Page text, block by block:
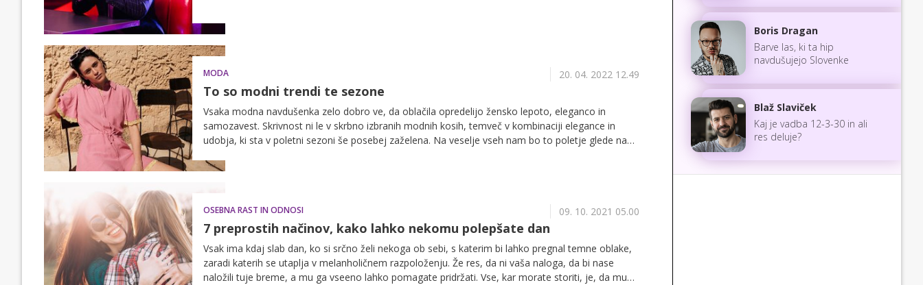
MODA 20. 04. 2022 12.49
To so modni trendi te sezone
Vsaka modna navdušenka zelo dobro ve, da oblačila opredelijo žensko lepoto, eleganco in
samozavest. Skrivnost ni le v skrbno izbranih modnih kosih, temveč v kombinaciji elegance in
udobja, ki sta v poletni sezoni še posebej zaželena. Na veselje vseh nam bo to poletje glede na
katerih bomo na vsakem koraku videti šik in trendovsko – ob tem pa nas nikjer ne bo zategovalo.
OSEBNA RAST IN ODNOSI 09. 10. 2021 05.00
7 preprostih načinov, kako lahko nekomu polepšate dan
Vsak ima kdaj slab dan, ko si srčno želi nekoga ob sebi, s katerim bi lahko pregnal temne oblake,
zaradi katerih se utaplja v melanholičnem razpoloženju. Že res, da ni vaša naloga, da bi nase
naložili tuje breme, a mu ga vseeno lahko pomagate pridržati. Vse, kar morate storiti, je, da mu
Boris Dragan
Barve las, ki ta hip
navdušujejo Slovenke
Blaž Slaviček
Kaj je vadba 12-3-30 in ali
res deluje?